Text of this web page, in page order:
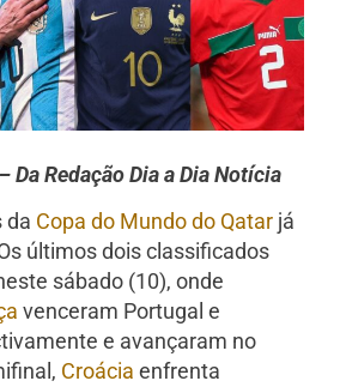
Da Redação Dia a Dia Notícia
da Copa do Mundo do Qatar já
últimos dois classificados
sábado (10), onde
venceram Portugal e
e avançaram no
Croácia enfrenta